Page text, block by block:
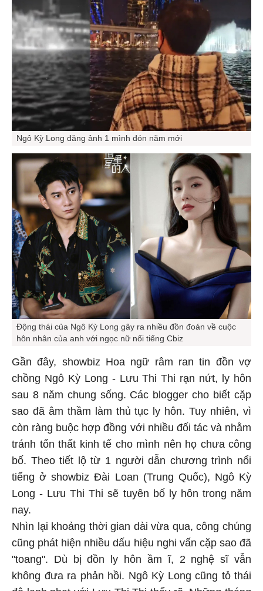
Ngô Kỳ Long đăng ảnh 1 mình đón năm mới
Động thái của Ngô Kỳ Long gây ra nhiều đồn đoán về cuộc
hôn nhân của anh với ngọc nữ nổi tiếng Cbiz
Gần đây, showbiz Hoa ngữ râm ran tin đồn vợ
chồng Ngô Kỳ Long - Lưu Thi Thi rạn nứt, ly hôn
sau 8 năm chung sống. Các blogger cho biết cặp
sao đã âm thầm làm thủ tục ly hôn. Tuy nhiên, vì
còn ràng buộc hợp đồng với nhiều đối tác và nhằm
tránh tổn thất kinh tế cho mình nên họ chưa công
bố. Theo tiết lộ từ 1 người dẫn chương trình nổi
tiếng ở showbiz Đài Loan (Trung Quốc), Ngô Kỳ
Long - Lưu Thi Thi sẽ tuyên bố ly hôn trong năm
nay.
Nhìn lại khoảng thời gian dài vừa qua, công chúng
cũng phát hiện nhiều dấu hiệu nghi vấn cặp sao đã
"toang". Dù bị đồn ly hôn ầm ĩ, 2 nghệ sĩ vẫn
không đưa ra phản hồi. Ngô Kỳ Long cũng tỏ thái